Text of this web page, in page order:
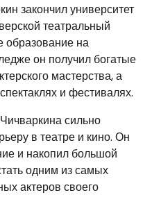
закончил университет
театральный
образование на
он получил богатые
мастерства, а
и фестивалях.
сильно
в театре и кино. Он
и накопил большой
одним из самых
актеров своего